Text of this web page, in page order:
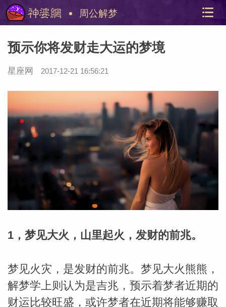
美国神
周公解梦
站内导
预示你将发财走大运的梦境
星座网 2017-12-21 16:56:21
1，梦见大火，山里起火，发财的前兆。
梦见火灾，是发财的前兆。梦见大火熊熊，
解梦学上则认为是吉兆，预示着梦者近期的
财运比较旺盛，或许梦者在近期将能够赚取